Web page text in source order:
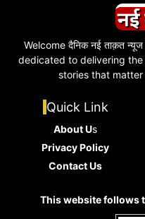
Welcome दैनिक नई ताक़त
dedicated to delivering
stories that
Quick Link
About Us
Privacy Policy
Contact Us
This website follows